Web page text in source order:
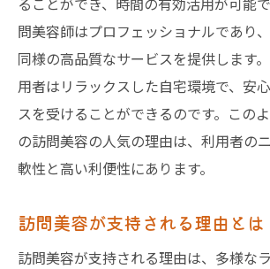
問美容師はプロフェッショナルであり
同様の高品質なサービスを提供します
用者はリラックスした自宅環境で、安
スを受けることができるのです。この
の訪問美容の人気の理由は、利用者の
軟性と高い利便性にあります。
訪問美容が支持される理由とは
訪問美容が支持される理由は、多様な